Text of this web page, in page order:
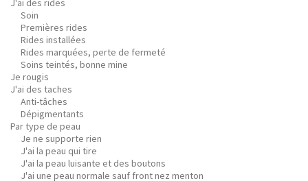
J'ai des rides
Soin
Premières rides
Rides installées
Rides marquées, perte de fermeté
Soins teintés, bonne mine
Je rougis
J'ai des taches
Anti-tâches
Dépigmentants
Par type de peau
Je ne supporte rien
J'ai la peau qui tire
J'ai la peau luisante et des boutons
J'ai une peau normale sauf front nez menton